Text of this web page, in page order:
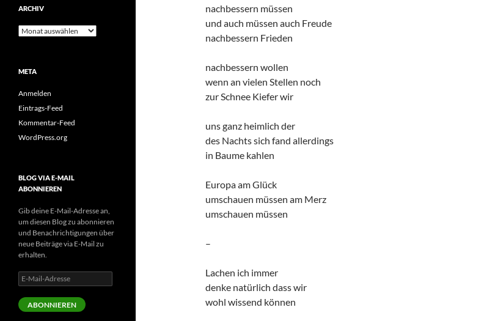
nachbessern müssen
und auch müssen auch Freude
nachbessern Frieden
nachbessern wollen
wenn an vielen Stellen noch
zur Schnee Kiefer wir
uns ganz heimlich der
des Nachts sich fand allerdings
in Baume kahlen
Europa am Glück
umschauen müssen am Merz
umschauen müssen
–
Lachen ich immer
denke natürlich dass wir
wohl wissend können
ARCHIV
Archiv
META
Anmelden
Eintrags-Feed
Kommentar-Feed
WordPress.org
BLOG VIA E-MAIL
ABONNIEREN
Gib deine E-Mail-Adresse an,
um diesen Blog zu abonnieren
und Benachrichtigungen über
neue Beiträge via E-Mail zu
erhalten.
E-
Mail-
Adresse
ABONNIEREN